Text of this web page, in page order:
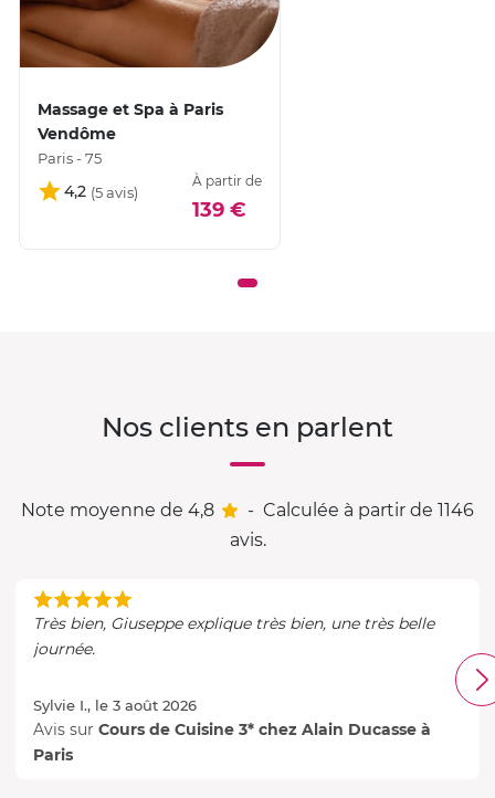
Massage et Spa à Paris
Vendôme
Paris - 75
4,2
À partir de
139 €
Nos clients en parlent
Note moyenne de 4,8 - Calculée à partir de 1146
avis.
Très bien, Giuseppe explique très bien, une très belle
journée.
Sylvie I., le 3 août 2026
Avis sur Cours de Cuisine 3* chez Alain Ducasse à
Paris